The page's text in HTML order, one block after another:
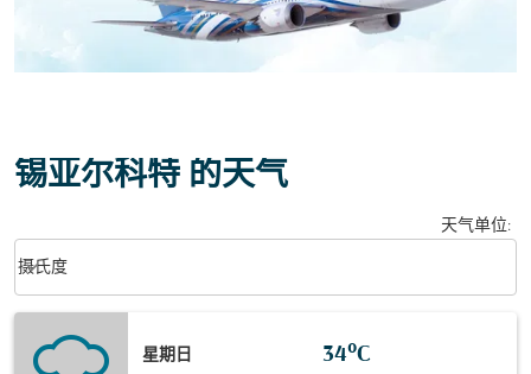
锡亚尔科特 的天气
天气单位:
Weather unit option 摄氏度 Selected
摄氏度
keyboard_arrow_down
星期日 34°C